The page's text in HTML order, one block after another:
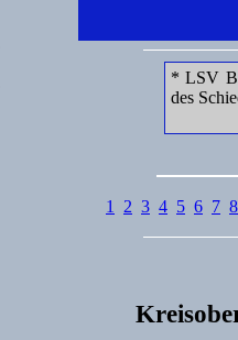
* LSV
des
1 2 3 4 5 6 7 8